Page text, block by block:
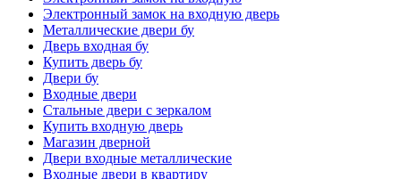
Электронный замок на входную дверь
Металлические двери бу
Дверь входная бу
Купить дверь бу
Двери бу
Входные двери
Стальные двери с зеркалом
Купить входную дверь
Магазин дверной
Двери входные металлические
Входные двери в квартиру